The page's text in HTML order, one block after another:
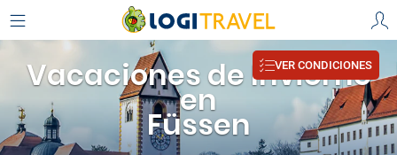
Vacaciones de Invierno
en
Füssen
VER CONDICIONES